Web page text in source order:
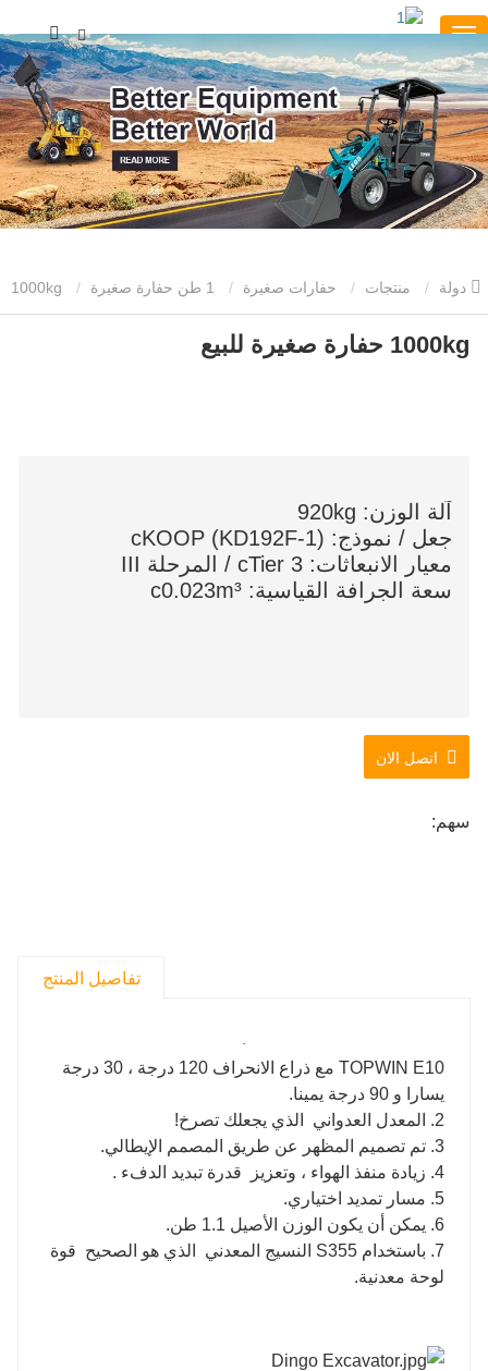
منتجات حفارات صغيرة 1 طن حفارة صغيرة 1000kg
حفارة صغيرة للبيع
1000kg حفارة صغيرة للبيع
آلة الوزن: 920kg
جعل / نموذج: cKOOP (KD192F-1)
معيار الانبعاثات: cTier 3 / المرحلة III
سعة الجرافة القياسية: c0.023m³
اتصل الان
سهم:
تفاصيل المنتج
·
TOPWIN E10 مع ذراع الانحراف 120 درجة ، 30 درجة
يسارا و 90 درجة يمينا.
2. المعدل العدواني الذي يجعلك تصرخ!
3. تم تصميم المظهر عن طريق المصمم الإيطالي.
4. زيادة منفذ الهواء ، وتعزيز قدرة تبديد الدفء .
5. مسار تمديد اختياري.
6. يمكن أن يكون الوزن الأصيل 1.1 طن.
7. باستخدام S355 النسيج المعدني الذي هو الصحيح قوة
لوحة معدنية.